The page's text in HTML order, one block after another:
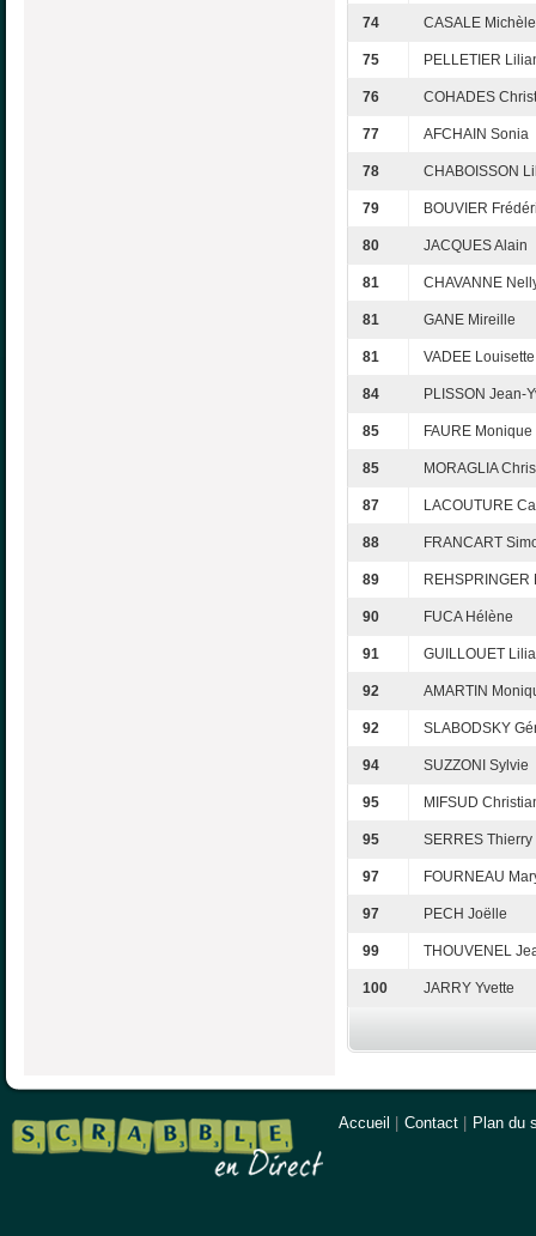
74 CASALE Michèle
75 PELLETIER
76 COHADES
77 AFCHAIN Sonia
78 CHABOISSON
79 BOUVIER
80 JACQUES Alain
81 CHAVANNE
81 GANE Mireille
81 VADEE Louisette
84 PLISSON Jean-
85 FAURE Monique
85 MORAGLIA
87 LACOUTURE
88 FRANCART
89 REHSPRINGER
90 FUCA Hélène
91 GUILLOUET
92 AMARTIN
92 SLABODSKY
94 SUZZONI Sylvie
95 MIFSUD
95 SERRES Thierry
97 FOURNEAU
97 PECH Joëlle
99 THOUVENEL
100 JARRY Yvette
Accueil Contact Plan du